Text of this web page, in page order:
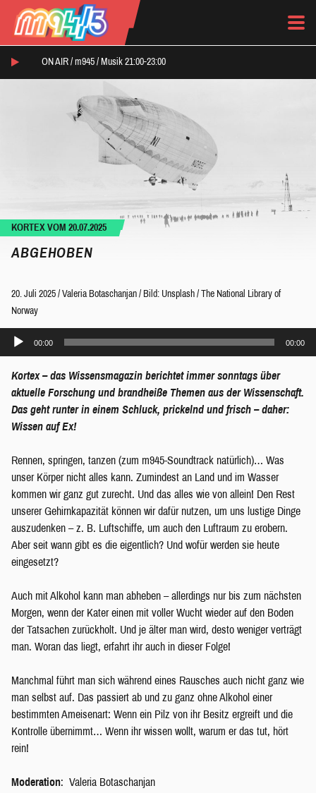
ON AIR / m945 / Musik 21:00-23:00
KORTEX VOM 20.07.2025
ABGEHOBEN
20. Juli 2025 / Valeria Botaschanjan / Bild: Unsplash / The National Library of
Norway
Audio-
00:00 00:00
Kortex – das Wissensmagazin berichtet immer sonntags über
aktuelle Forschung und brandheiße Themen aus der Wissenschaft.
Das geht runter in einem Schluck, prickelnd und frisch – daher:
Wissen auf Ex!
Rennen, springen, tanzen (zum m945-Soundtrack natürlich)… Was
unser Körper nicht alles kann. Zumindest an Land und im Wasser
kommen wir ganz gut zurecht. Und das alles wie von allein! Den Rest
unserer Gehirnkapazität können wir dafür nutzen, um uns lustige Dinge
auszudenken – z. B. Luftschiffe, um auch den Luftraum zu erobern.
Aber seit wann gibt es die eigentlich? Und wofür werden sie heute
eingesetzt?
Auch mit Alkohol kann man abheben – allerdings nur bis zum nächsten
Morgen, wenn der Kater einen mit voller Wucht wieder auf den Boden
der Tatsachen zurückholt. Und je älter man wird, desto weniger verträgt
man. Woran das liegt, erfahrt ihr auch in dieser Folge!
Manchmal führt man sich während eines Rausches auch nicht ganz wie
man selbst auf. Das passiert ab und zu ganz ohne Alkohol einer
bestimmten Ameisenart: Wenn ein Pilz von ihr Besitz ergreift und die
Kontrolle übernimmt… Wenn ihr wissen wollt, warum er das tut, hört
rein!
Moderation: Valeria Botaschanjan